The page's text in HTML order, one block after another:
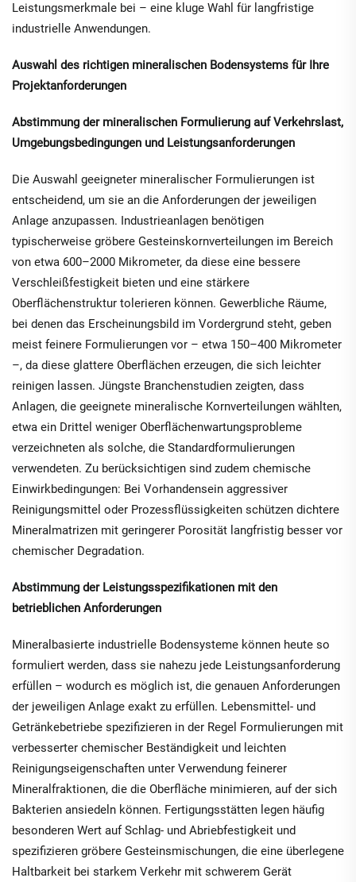
Leistungsmerkmale bei – eine kluge Wahl für langfristige
industrielle Anwendungen.
Auswahl des richtigen mineralischen Bodensystems für Ihre
Projektanforderungen
Abstimmung der mineralischen Formulierung auf Verkehrslast,
Umgebungsbedingungen und Leistungsanforderungen
Die Auswahl geeigneter mineralischer Formulierungen ist
entscheidend, um sie an die Anforderungen der jeweiligen
Anlage anzupassen. Industrieanlagen benötigen
typischerweise gröbere Gesteinskornverteilungen im Bereich
von etwa 600–2000 Mikrometer, da diese eine bessere
Verschleißfestigkeit bieten und eine stärkere
Oberflächenstruktur tolerieren können. Gewerbliche Räume,
bei denen das Erscheinungsbild im Vordergrund steht, geben
meist feinere Formulierungen vor – etwa 150–400 Mikrometer
–, da diese glattere Oberflächen erzeugen, die sich leichter
reinigen lassen. Jüngste Branchenstudien zeigten, dass
Anlagen, die geeignete mineralische Kornverteilungen wählten,
etwa ein Drittel weniger Oberflächenwartungsprobleme
verzeichneten als solche, die Standardformulierungen
verwendeten. Zu berücksichtigen sind zudem chemische
Einwirkbedingungen: Bei Vorhandensein aggressiver
Reinigungsmittel oder Prozessflüssigkeiten schützen dichtere
Mineralmatrizen mit geringerer Porosität langfristig besser vor
chemischer Degradation.
Abstimmung der Leistungsspezifikationen mit den
betrieblichen Anforderungen
Mineralbasierte industrielle Bodensysteme können heute so
formuliert werden, dass sie nahezu jede Leistungsanforderung
erfüllen – wodurch es möglich ist, die genauen Anforderungen
der jeweiligen Anlage exakt zu erfüllen. Lebensmittel- und
Getränkebetriebe spezifizieren in der Regel Formulierungen mit
verbesserter chemischer Beständigkeit und leichten
Reinigungseigenschaften unter Verwendung feinerer
Mineralfraktionen, die die Oberfläche minimieren, auf der sich
Bakterien ansiedeln können. Fertigungsstätten legen häufig
besonderen Wert auf Schlag- und Abriebfestigkeit und
spezifizieren gröbere Gesteinsmischungen, die eine überlegene
Haltbarkeit bei starkem Verkehr mit schwerem Gerät